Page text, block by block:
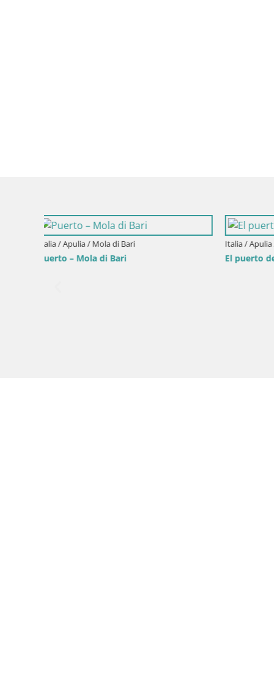
Italia / Apulia / Vieste
El puerto de Vieste (Gargano)
Italia /
Covo dei